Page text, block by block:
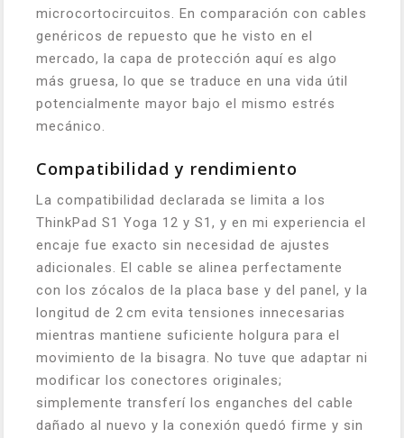
microcortocircuitos. En comparación con cables
genéricos de repuesto que he visto en el
mercado, la capa de protección aquí es algo
más gruesa, lo que se traduce en una vida útil
potencialmente mayor bajo el mismo estrés
mecánico.
Compatibilidad y rendimiento
La compatibilidad declarada se limita a los
ThinkPad S1 Yoga 12 y S1, y en mi experiencia el
encaje fue exacto sin necesidad de ajustes
adicionales. El cable se alinea perfectamente
con los zócalos de la placa base y del panel, y la
longitud de 2 cm evita tensiones innecesarias
mientras mantiene suficiente holgura para el
movimiento de la bisagra. No tuve que adaptar ni
modificar los conectores originales;
simplemente transferí los enganches del cable
dañado al nuevo y la conexión quedó firme y sin